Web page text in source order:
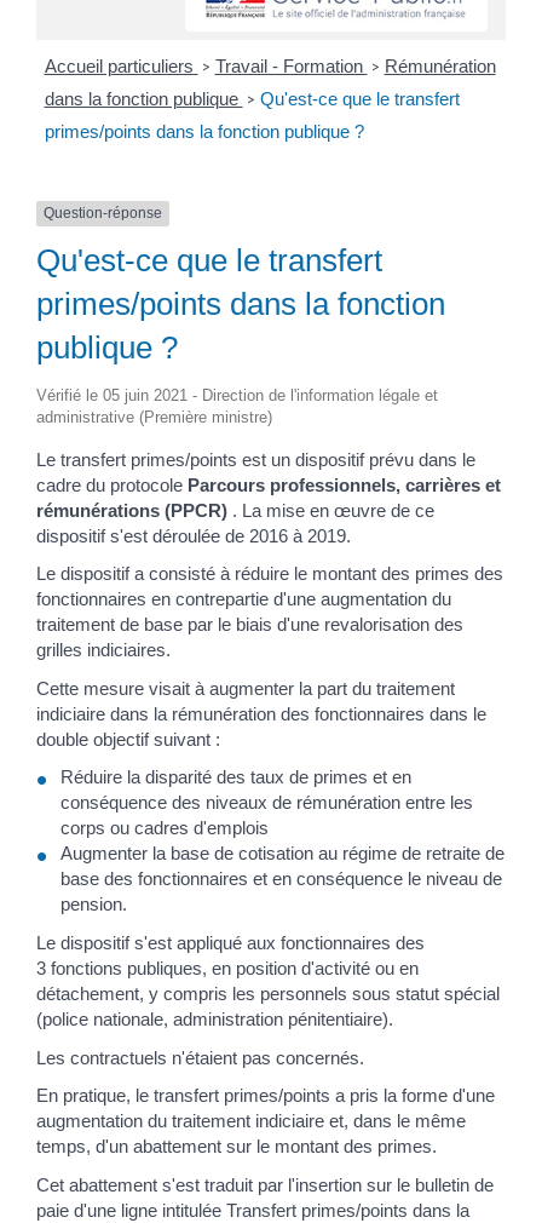
Accueil particuliers > Travail - Formation > Rémunération
dans la fonction publique > Qu'est-ce que le transfert
primes/points dans la fonction publique ?
Question-réponse
Qu'est-ce que le transfert
primes/points dans la fonction
publique ?
Vérifié le 05 juin 2021 - Direction de l'information légale et
administrative (Première ministre)
Le transfert primes/points est un dispositif prévu dans le
cadre du protocole Parcours professionnels, carrières et
rémunérations (PPCR) . La mise en œuvre de ce
dispositif s'est déroulée de 2016 à 2019.
Le dispositif a consisté à réduire le montant des primes des
fonctionnaires en contrepartie d'une augmentation du
traitement de base par le biais d'une revalorisation des
grilles indiciaires.
Cette mesure visait à augmenter la part du traitement
indiciaire dans la rémunération des fonctionnaires dans le
double objectif suivant :
Réduire la disparité des taux de primes et en
conséquence des niveaux de rémunération entre les
corps ou cadres d'emplois
Augmenter la base de cotisation au régime de retraite de
base des fonctionnaires et en conséquence le niveau de
pension.
Le dispositif s'est appliqué aux fonctionnaires des
3 fonctions publiques, en position d'activité ou en
détachement, y compris les personnels sous statut spécial
(police nationale, administration pénitentiaire).
Les contractuels n'étaient pas concernés.
En pratique, le transfert primes/points a pris la forme d'une
augmentation du traitement indiciaire et, dans le même
temps, d'un abattement sur le montant des primes.
Cet abattement s'est traduit par l'insertion sur le bulletin de
paie d'une ligne intitulée Transfert primes/points dans la